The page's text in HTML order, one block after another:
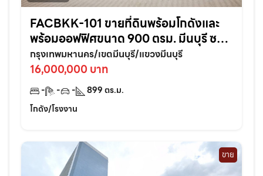
FACBKK-101 ขายที่ดินพร้อมโกดังและ
พร้อมออฟฟิศขนาด 900 ตรม. มีนบุรี ซอย
รามอินทรา109ถนนพระยาสุเรนทร์30
ราคาเจ้าของขายเอง
กรุงเทพมหานคร/เขตมีนบุรี/แขวงมีนบุรี
16,000,000 บาท
- - - 899ตร.ม.
โกดัง/โรงงาน
ขาย